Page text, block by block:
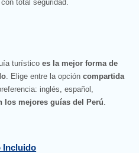
total seguridad.
turístico es la mejor forma de
. Elige entre la opcióncompartida
inglés, español,
los mejores guías del Perú.
Incluido